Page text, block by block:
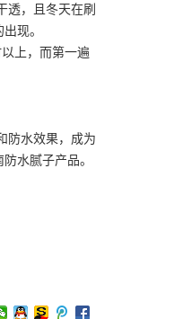
，且冬天在刷
现。
上，而第一遍
防水效果，成为
水腻子产品。